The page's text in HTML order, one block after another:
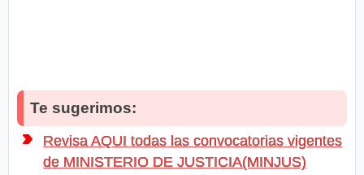
Te sugerimos:
Revisa AQUI todas las convocatorias vigentes
de MINISTERIO DE JUSTICIA(MINJUS)